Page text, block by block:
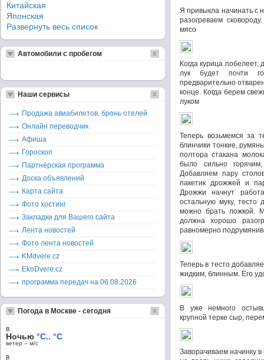
Я привыкла начинать с
разогреваем
мясо
Когда курица
лук будет почти
предварительно
конце. Когда берем
луком
Теперь возьмемся за
блинчики тонкие,
полтора стакана
было сильно
Добавляем пару
пакетик дрожжей и
Дрожжи начнут
остальную муку, тесто
можно брать ложкой.
должна хорошо
равномерно
Теперь в тесто
жидким, блинным. Его
В уже немного
крупной терке сыр,
Заворачиваем начинку
Китайская
Японская
Развернуть весь список
Автомобили с пробегом
Наши сервисы
Продажа авиабилетов, бронь отелей
Онлайн переводчик
Афиша
Гороскоп
Партнёрская программа
Доска объявлений
Карта сайта
Фото хостинг
Закладки для Вашего сайта
Лента новостей
Фото лента новостей
KMdvere.cz
EkoDvere.cz
программа передач на 06.08.2026
Погода в Москве - сегодня
в
Ночью °C.. °C
ветер – м/c
в